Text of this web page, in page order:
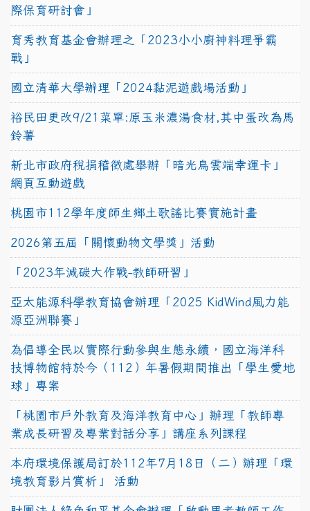
際保育研討會」
育秀教育基金會辦理之「2023小小廚神料理爭霸
戰」
國立清華大學辦理「2024黏泥遊戲場活動」
裕民田更改9/21菜單:原玉米濃湯食材,其中蛋改為馬
鈴薯
新北市政府稅捐稽徵處舉辦「暗光鳥雲端幸運卡」
網頁互動遊戲
桃園市112學年度師生鄉土歌謠比賽實施計畫
2026第五屆「關懷動物文學獎」活動
「2023年減碳大作戰-教師研習」
亞太能源科學教育協會辦理「2025 KidWind風力能
源亞洲聯賽」
為倡導全民以實際行動參與生態永續，國立海洋科
技博物館特於今（112）年暑假期間推出「學生愛地
球」專案
「桃園市戶外教育及海洋教育中心」辦理「教師專
業成長研習及專業對話分享」講座系列課程
本府環境保護局訂於112年7月18日（二）辦理「環
境教育影片賞析」 活動